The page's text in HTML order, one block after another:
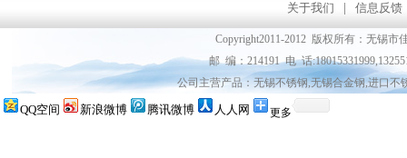
关于我们 信息反馈
Copyright2011-2012 版权所有：无锡
邮 编：214191 电 话
公司主营产品：无锡不锈钢,无锡合金钢,进口
QQ空间 新浪微博 腾讯微博 人人网 更多